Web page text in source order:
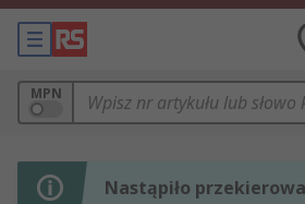
MPN
Nastąpiło